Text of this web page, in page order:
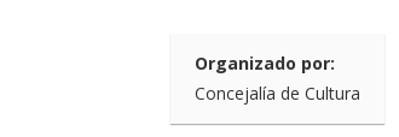
Organizado por:
Concejalía de Cultura